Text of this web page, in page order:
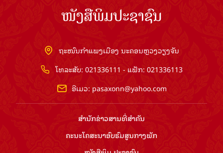
ໜັງສືພິມປະຊາຊົນ
ຖະໜົນກຳແພງເມືອງ ນະຄອນຫຼວງວຽງຈັນ
ໂທລະສັບ: 021336111 - ແຟັກ: 021336113
ອີເມວ: pasaxonn@yahoo.com
ສຳ​ນັກ​ຂ່າວ​ສານ​ທີ່​ສຳ​ຄັນ​
ຄະນະໂຄສະນາອົບຮົມ​ສູນ​ກາງ​ພັກ